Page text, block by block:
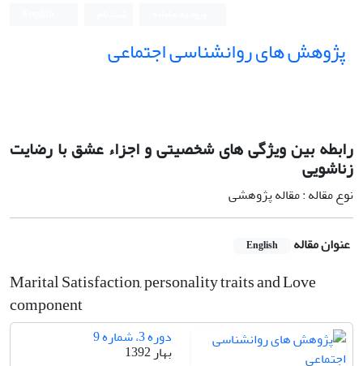
پژوهش های روانشناسی اجتماعی
رابطه بین ویژگی های شخصیتی و اجزاء عشق با رضایت
زناشویی
نوع مقاله : مقاله پژوهشی
عنوان مقاله English
Marital Satisfaction, personality traits and Love
component
دوره 3، شماره 9
بهار 1392